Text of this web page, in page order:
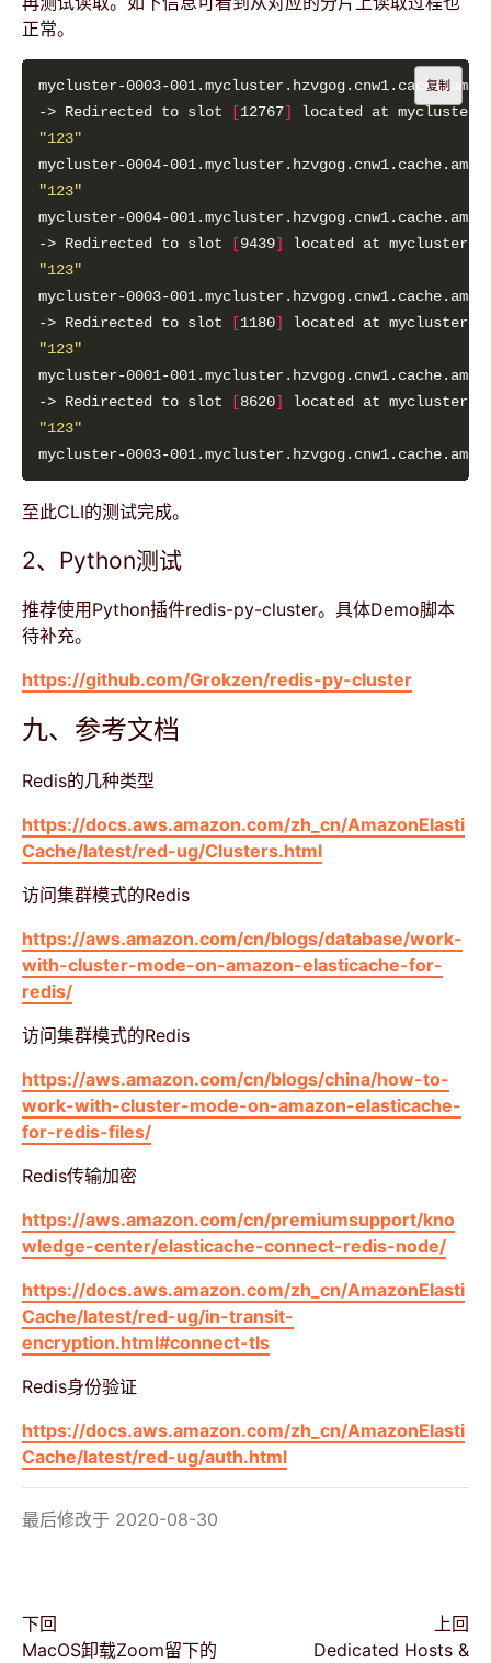
正常。
-> Redirected to slot [12767]
"123"
"123"
-> Redirected to slot [9439]
"123"
-> Redirected to slot [1180]
"123"
-> Redirected to slot [8620]
"123"
复制
至此CLI的测试完成。
2、Python测试
推荐使用Python插件redis-py-cluster。具体Demo脚本
待补充。
https://github.com/Grokzen/redis-py-cluster
九、参考文档
Redis的几种类型
https://docs.aws.amazon.com/zh_cn/AmazonElasti
Cache/latest/red-ug/Clusters.html
访问集群模式的Redis
https://aws.amazon.com/cn/blogs/database/work-
with-cluster-mode-on-amazon-elasticache-for-
redis/
访问集群模式的Redis
https://aws.amazon.com/cn/blogs/china/how-to-
work-with-cluster-mode-on-amazon-elasticache-
for-redis-files/
Redis传输加密
https://aws.amazon.com/cn/premiumsupport/kno
wledge-center/elasticache-connect-redis-node/
https://docs.aws.amazon.com/zh_cn/AmazonElasti
Cache/latest/red-ug/in-transit-
encryption.html#connect-tls
Redis身份验证
https://docs.aws.amazon.com/zh_cn/AmazonElasti
Cache/latest/red-ug/auth.html
最后修改于 2020-08-30
下回
MacOS卸载Zoom留下的
上回
Dedicated Hosts &